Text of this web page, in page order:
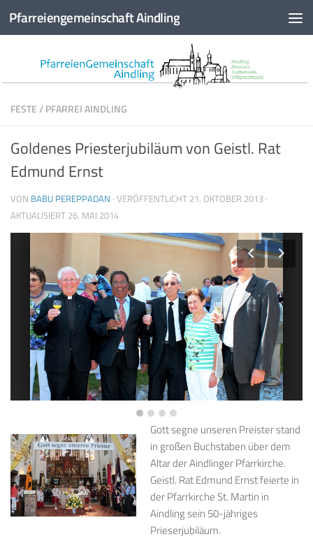
Zum Inhalt springen
Pfarreiengemeinschaft Aindling
FESTE/PFARREI AINDLING
Goldenes Priesterjubiläum von Geistl. Rat
Edmund Ernst
VON BABU PEREPPADAN · VERÖFFENTLICHT 21. OKTOBER 2013 ·
AKTUALISIERT 26. MAI 2014
Gott segne unseren Preister stand
in großen Buchstaben über dem
Altar der Aindlinger Pfarrkirche.
Geistl. Rat Edmund Ernst feierte in
der Pfarrkirche St. Martin in
Aindling sein 50-jähriges
Prieserjubiläum.